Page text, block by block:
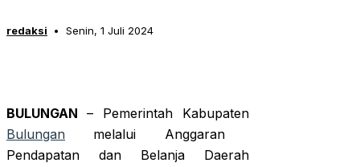
redaksi Senin, 1 Juli 2024
BULUNGAN– Pemerintah Kabupaten
Bulungan melalui Anggaran
Pendapatan dan Belanja Daerah